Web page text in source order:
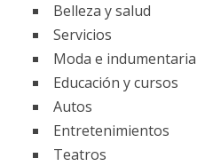
Belleza y salud
Servicios
Moda e indumentaria
Educación y cursos
Autos
Entretenimientos
Teatros